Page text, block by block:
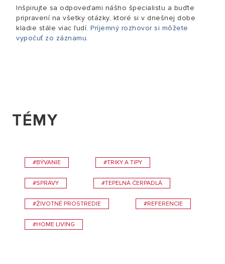
Inšpirujte sa odpoveďami nášho špecialistu a buďte
pripravení na všetky otázky, ktoré si v dnešnej dobe
kladie stále viac ľudí. Príjemný rozhovor si môžete
vypočuť zo záznamu.
TÉMY
#BÝVANIE #TRIKY A TIPY
#SPRÁVY #TEPELNÁ ČERPADLÁ
#ŽIVOTNÉ PROSTREDIE #REFERENCIE
#HOME LIVING